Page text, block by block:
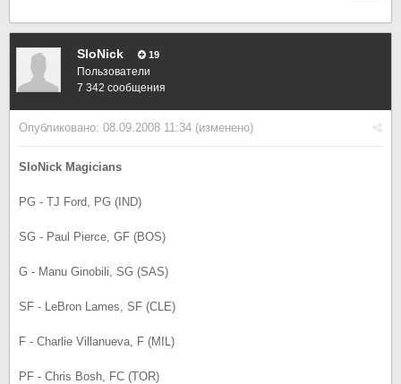
SloNick 19
Пользователи
7 342 сообщения
Опубликовано: 08.09.2008 11:34 (изменено)
SloNick Magicians
PG - TJ Ford, PG (IND)
SG - Paul Pierce, GF (BOS)
G - Manu Ginobili, SG (SAS)
SF - LeBron Lames, SF (CLE)
F - Charlie Villanueva, F (MIL)
PF - Chris Bosh, FC (TOR)